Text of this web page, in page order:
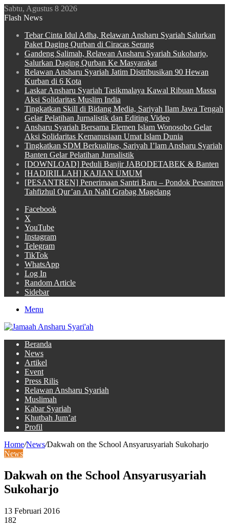
Sabtu, Agustus 8 2026
Flash News
Tebar Cinta Idul Adha, Relawan Ansharu Syariah Salurkan
Paket Daging Qurban di Ciracas Serang
Gandeng Salimah, Relawan Ansharu Syariah Sukoharjo,
Salurkan Daging Qurban Ke Masyarakat
Relawan Ansharu Syariah Jatim Distribusikan 90 Hewan
Kurban di 6 Kota
Laskar Ansharu Syariah Tasikmalaya Kawal Ribuan Massa
Aksi Solidaritas Muslim India
Tingkatkan Skill di Bidang Media, Sariyah Ilam Jawa Tengah
Gelar Pelatihan Jurnalistik dan Editing Video
Ansharu Syariah Bersama Elemen Islam Wonosobo Gelar
Aksi Solidaritas Kemanusiaan Umat Islam Dunia
Tingkatkan SDM Berkualitas, Sariyah I’lam Ansharu Syariah
Banten Gelar Pelatihan Jurnalistik
[DOWNLOAD] Peduli Banjir JABODETABEK & Banten
[HADIRILLAH] KAJIAN UMUM
[PESANTREN] Penerimaan Santri Baru – Pondok Pesantren
Tahfizhul Qur’an An Nahl Grabag Magelang
Facebook
X
YouTube
Instagram
Telegram
TikTok
WhatsApp
Log In
Random Article
Sidebar
Menu
Beranda
News
Artikel
Event
Press Rilis
Relawan Ansharu Syariah
Muslimah
Kabar Syariah
Khutbah Jum’at
Profil
Home/News/Dakwah on the School Ansyarusyariah Sukoharjo
News
Dakwah on the School Ansyarusyariah
Sukoharjo
13 Februari 2016
182